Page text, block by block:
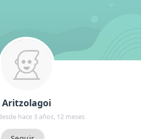
Aritzolagoi
hace 3 años, 12 meses